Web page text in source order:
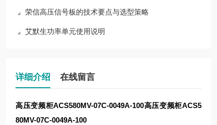
荣信高压信号板的技术要点与选型策略
艾默生功率单元使用说明
详细介绍 在线留言
高压变频柜ACS580MV-07C-0049A-100高压变频柜ACS5
80MV-07C-0049A-100